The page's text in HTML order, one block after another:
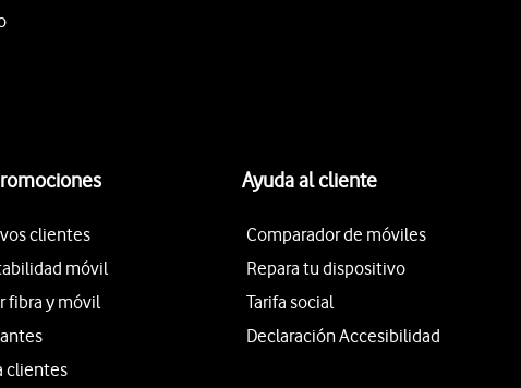
clientes
móvil
fibra y móvil
clientes
Ayuda al cliente
Comparador de móviles
Repara tu dispositivo
Tarifa social
Declaración Accesibilidad